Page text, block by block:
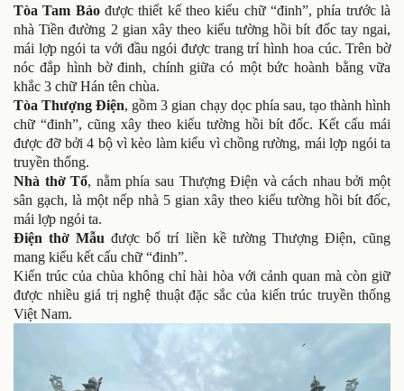
Tòa Tam Bảođược thiết kế theo kiểu chữ “đinh”, phía trước là
nhà Tiền đường 2 gian xây theo kiểu tường hồi bít đốc tay ngai,
mái lợp ngói ta với đầu ngói được trang trí hình hoa cúc. Trên bờ
nóc đắp hình bờ đinh, chính giữa có một bức hoành bằng vữa
khắc 3 chữ Hán tên chùa.
Tòa Thượng Điện, gồm 3 gian chạy dọc phía sau, tạo thành hình
chữ “đinh”, cũng xây theo kiểu tường hồi bít đốc. Kết cấu mái
được đỡ bởi 4 bộ vì kèo làm kiểu vì chồng rường, mái lợp ngói ta
truyền thống.
Nhà thờ Tổ, nằm phía sau Thượng Điện và cách nhau bởi một
sân gạch, là một nếp nhà 5 gian xây theo kiểu tường hồi bít đốc,
mái lợp ngói ta.
Điện thờ Mẫu được bố trí liền kề tường Thượng Điện, cũng
mang kiểu kết cấu chữ “đinh”.
Kiến trúc của chùa không chỉ hài hòa với cảnh quan mà còn giữ
được nhiều giá trị nghệ thuật đặc sắc của kiến trúc truyền thống
Việt Nam.